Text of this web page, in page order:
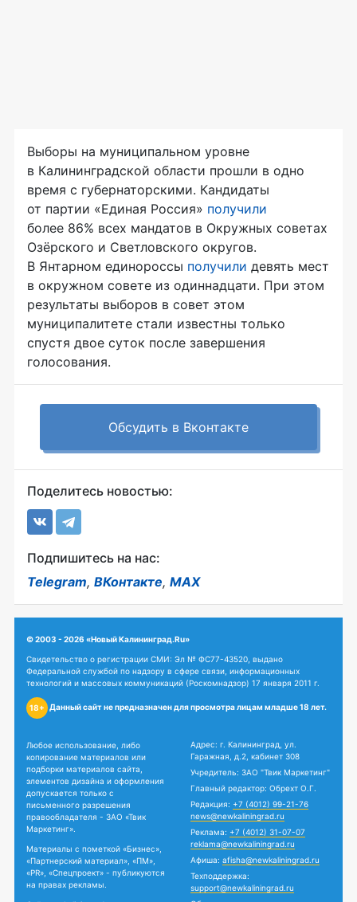
Выборы на муниципальном уровне
в Калининградской области прошли в одно
время с губернаторскими. Кандидаты
от партии «Единая Россия» получили
более 86% всех мандатов в Окружных советах
Озёрского и Светловского округов.
В Янтарном единороссы получили девять мест
в окружном совете из одиннадцати. При этом
результаты выборов в совет этом
муниципалитете стали известны только
спустя двое суток после завершения
голосования.
Обсудить в Вконтакте
Поделитесь новостью:
Подпишитесь на нас:
Telegram, ВКонтакте, MAX
© 2003 - 2026 «Новый Калининград.Ru»
Свидетельство о регистрации СМИ: Эл № ФС77-43520, выдано
Федеральной службой по надзору в сфере связи, информационных
технологий и массовых коммуникаций (Роскомнадзор) 17 января 2011 г.
18+ Данный сайт не предназначен для просмотра лицам младше 18 лет.
Любое использование, либо
копирование материалов или
подборки материалов сайта,
элементов дизайна и оформления
допускается только с
письменного разрешения
правообладателя - ЗАО «Твик
Маркетинг».
Материалы с пометкой «Бизнес»,
«Партнерский материал», «ПМ»,
«PR», «Спецпроект» - публикуются
на правах рекламы.
Адрес: г. Калининград, ул.
Гаражная, д.2, кабинет 308
Учредитель: ЗАО "Твик Маркетинг"
Главный редактор: Обрехт О.Г.
Редакция: +7 (4012) 99-21-76
news@newkaliningrad.ru
Реклама: +7 (4012) 31-07-07
reklama@newkaliningrad.ru
Афиша: afisha@newkaliningrad.ru
Техподдержка:
support@newkaliningrad.ru